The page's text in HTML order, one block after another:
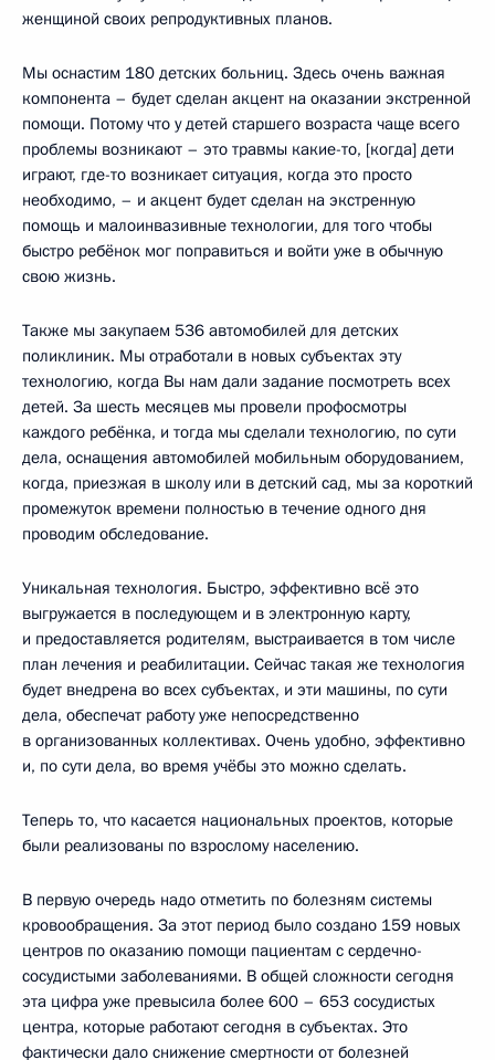
женщиной своих репродуктивных планов.
Мы оснастим 180 детских больниц. Здесь очень важная
компонента – будет сделан акцент на оказании экстренной
помощи. Потому что у детей старшего возраста чаще всего
проблемы возникают – это травмы какие-то, [когда] дети
играют, где-то возникает ситуация, когда это просто
необходимо, – и акцент будет сделан на экстренную
помощь и малоинвазивные технологии, для того чтобы
быстро ребёнок мог поправиться и войти уже в обычную
свою жизнь.
Также мы закупаем 536 автомобилей для детских
поликлиник. Мы отработали в новых субъектах эту
технологию, когда Вы нам дали задание посмотреть всех
детей. За шесть месяцев мы провели профосмотры
каждого ребёнка, и тогда мы сделали технологию, по сути
дела, оснащения автомобилей мобильным оборудованием,
когда, приезжая в школу или в детский сад, мы за короткий
промежуток времени полностью в течение одного дня
проводим обследование.
Уникальная технология. Быстро, эффективно всё это
выгружается в последующем и в электронную карту,
и предоставляется родителям, выстраивается в том числе
план лечения и реабилитации. Сейчас такая же технология
будет внедрена во всех субъектах, и эти машины, по сути
дела, обеспечат работу уже непосредственно
в организованных коллективах. Очень удобно, эффективно
и, по сути дела, во время учёбы это можно сделать.
Теперь то, что касается национальных проектов, которые
были реализованы по взрослому населению.
В первую очередь надо отметить по болезням системы
кровообращения. За этот период было создано 159 новых
центров по оказанию помощи пациентам с сердечно-
сосудистыми заболеваниями. В общей сложности сегодня
эта цифра уже превысила более 600 – 653 сосудистых
центра, которые работают сегодня в субъектах. Это
фактически дало снижение смертности от болезней